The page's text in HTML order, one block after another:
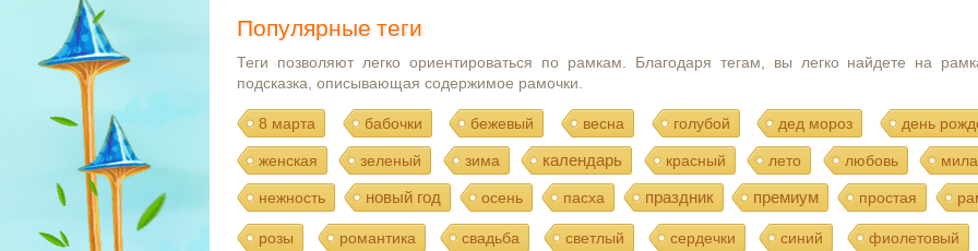
Популярные теги
Теги позволяют легко ориентироваться по рамкам. Благодаря тегам, вы легко найдете на
подсказка, описывающая содержимое рамочки.
8 марта бабочки бежевый весна голубой дед мороз день
женская зеленый зима календарь красный лето любовь
нежность новый год осень пасха праздник премиум простая
розы романтика свадьба светлый сердечки синий фиолетовый